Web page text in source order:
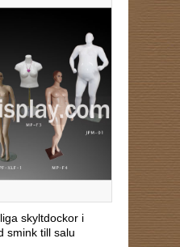
skyltdockor i
smink till salu